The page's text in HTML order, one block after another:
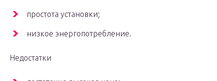
простота установки;
низкое энергопотребление.
Недостатки